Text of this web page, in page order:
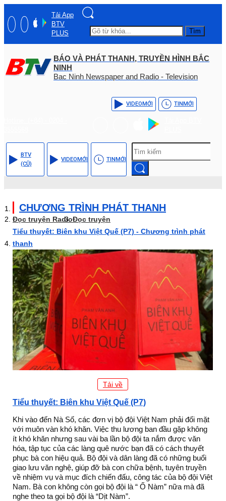
Tải App
BTV
PLUS
Tìm
BÁO VÀ PHÁT THANH, TRUYỀN HÌNH BẮC
NINH
Bac Ninh Newspaper and Radio - Television
VIDEOMỚI TINMỚI
BTV
(CŨ)
VIDEOMỚI TINMỚI
CHƯƠNG TRÌNH PHÁT THANH
Đọc truyện RadioĐọc truyện
Tiểu thuyết: Biên khu Việt Quế (P7) - Chương trình phát
thanh
Tải về
Tiểu thuyết: Biên khu Việt Quế (P7)
Khi vào đến Nà Số, các đơn vị bộ đội Việt Nam phải đối mặt
với muôn vàn khó khăn. Việc thu lương ban đầu gặp không
ít khó khăn nhưng sau vài ba lần bộ đội ta nắm được văn
hóa, tập tục của các làng quê nước bạn đã có cách thuyết
phục bà con hiệu quả. Bộ đội và dân làng đã có những buổi
giao lưu văn nghệ, giúp đỡ bà con chữa bệnh, tuyên truyền
về nhiệm vụ và mục đích chiến đấu, công tác của bộ đội Việt
Nam. Bà con không còn gọi bộ đội là “ Ố Nàm” nữa mà đã
nghe theo ta gọi bộ đội là “Dịt Nàm”.